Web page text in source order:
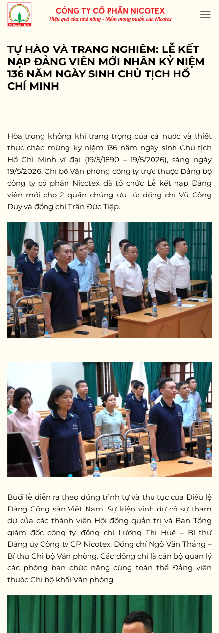
Skip
content
TỰ HÀO VÀ TRANG NGHIÊM: LỄ KẾT
NẠP ĐẢNG VIÊN MỚI NHÂN KỶ NIỆM
136 NĂM NGÀY SINH CHỦ TỊCH HỒ
CHÍ MINH
Hòa trong không khí trang trọng của cả nước và thiết
thực chào mừng kỷ niệm 136 năm ngày sinh Chủ tịch
Hồ Chí Minh vĩ đại (19/5/1890 – 19/5/2026), sáng ngày
19/5/2026, Chi bộ Văn phòng công ty trực thuộc Đảng bộ
công ty cổ phần Nicotex đã tổ chức Lễ kết nạp Đảng
viên mới cho 2 quần chúng ưu tú: đồng chí Vũ Công
Duy và đồng chí Trần Đức Tiệp.
Buổi lễ diễn ra theo đúng trình tự và thủ tục của Điều lệ
Đảng Cộng sản Việt Nam. Sự kiện vinh dự có sự tham
dự của các thành viên Hội đồng quản trị và Ban Tổng
giám đốc công ty, đồng chí Lương Thị Huệ – Bí thư
Đảng ủy Công ty CP Nicotex. Đồng chí Ngô Văn Thắng –
Bí thư Chi bộ Văn phòng. Các đồng chí là cán bộ quản lý
các phòng ban chức năng cùng toàn thể Đảng viên
thuộc Chi bộ khối Văn phòng.